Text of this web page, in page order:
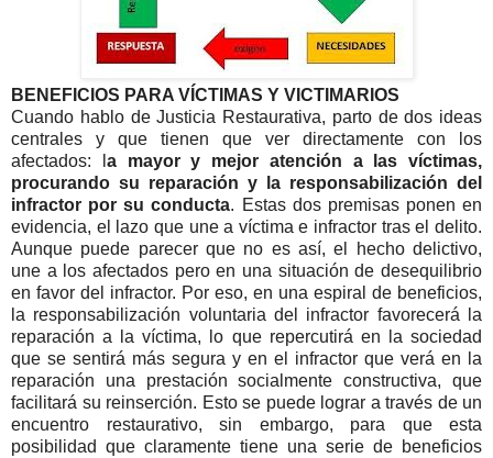
BENEFICIOS PARA VÍCTIMAS Y VICTIMARIOS
Cuando hablo de Justicia Restaurativa, parto de dos ideas
centrales y que tienen que ver directamente con los
afectados: l a mayor y mejor atención a las víctimas,
procurando su reparación y la responsabilización del
infractor por su conducta. Estas dos premisas ponen en
evidencia, el lazo que une a víctima e infractor tras el delito.
Aunque puede parecer que no es así, el hecho delictivo,
une a los afectados pero en una situación de desequilibrio
en favor del infractor. Por eso, en una espiral de beneficios,
la responsabilización voluntaria del infractor favorecerá la
reparación a la víctima, lo que repercutirá en la sociedad
que se sentirá más segura y en el infractor que verá en la
reparación una prestación socialmente constructiva, que
facilitará su reinserción. Esto se puede lograr a través de un
encuentro restaurativo, sin embargo, para que esta
posibilidad que claramente tiene una serie de beneficios